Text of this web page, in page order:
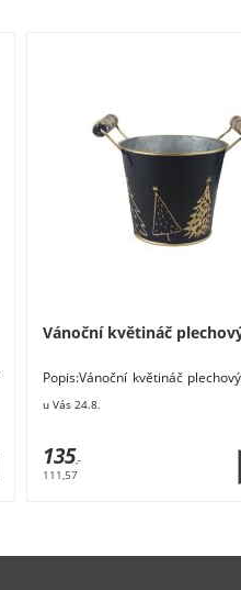
Vánoční květináč
Popis:Vánoční květináč
u Vás 24.8.
135,-
111,57